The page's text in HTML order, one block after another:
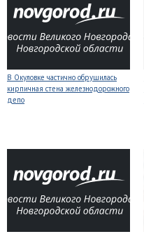
В Окуловке частично обрушилась
кирпичная стена железнодорожного
депо